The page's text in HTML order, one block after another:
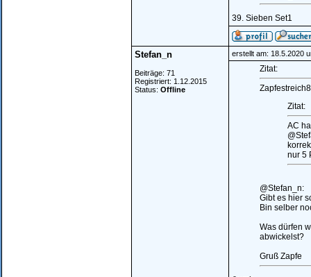
39. Sieben Set1
Stefan_n
Beiträge: 71
Registriert: 1.12.2015
Status: Offline
erstellt am: 18.5.2020
Zitat:
Zitat:
AC
nur 5
@Stefan_n:
Gibt es hier
Bin selber
Was dürfen
abwickelst?
Gruß Zapfe